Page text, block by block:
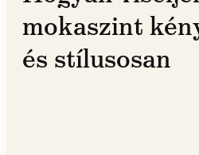
mokaszint
és stílusosan